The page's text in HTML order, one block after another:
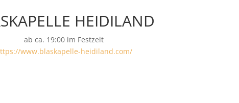
HEIDILAND
ab ca. 19:00 im Festzelt
www.blaskapelle-heidiland.com/